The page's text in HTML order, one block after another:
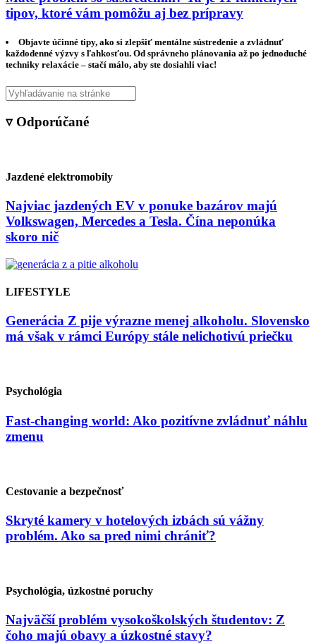
tipov, ktoré vám pomôžu aj bez prípravy
Objavte účinné tipy, ako si zlepšiť mentálne sústredenie a zvládnuť
každodenné výzvy s ľahkosťou. Od správneho plánovania až po jednoduché
techniky relaxácie – stačí málo, aby ste dosiahli viac!
▿ Odporúčané
Jazdené elektromobily
Najviac jazdených EV v ponuke bazárov majú
Volkswagen, Mercedes a Tesla. Čína neponúka
skoro nič
LIFESTYLE
Generácia Z pije výrazne menej alkoholu. Slovensko
má však v rámci Európy stále nelichotivú priečku
Psychológia
Fast-changing world: Ako pozitívne zvládnuť náhlu
zmenu
Cestovanie a bezpečnosť
Skryté kamery v hotelových izbách sú vážny
problém. Ako sa pred nimi chrániť?
Psychológia, úzkostné poruchy
Najväčší problém vysokoškolských študentov: Z
čoho majú obavy a úzkostné stavy?